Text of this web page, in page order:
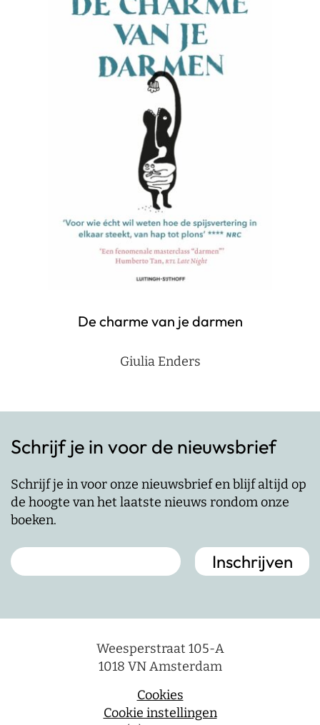
De charme van je darmen
Giulia Enders
Schrijf je in voor de nieuwsbrief
Schrijf je in voor onze nieuwsbrief en blijf altijd op
de hoogte van het laatste nieuws rondom onze
boeken.
Weesperstraat 105-A
1018 VN Amsterdam
Cookies
Cookie instellingen